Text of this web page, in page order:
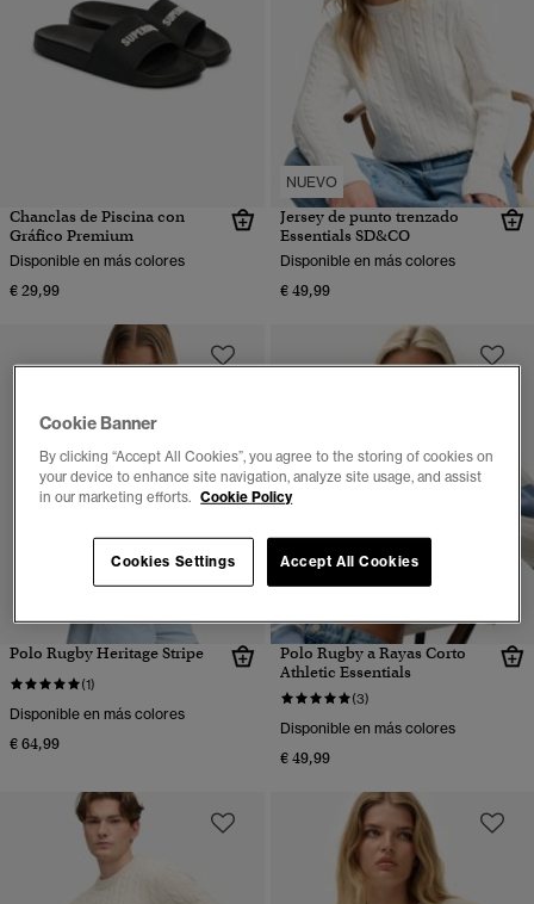
Chanclas de Piscina con
Gráfico Premium
Disponible en más colores
€ 29,99
NUEVO
Jersey de punto trenzado
Essentials SD&CO
Disponible en más colores
€ 49,99
Polo Rugby Heritage Stripe
(1)
Disponible en más colores
€ 64,99
Polo Rugby a Rayas Corto
Athletic Essentials
(3)
Disponible en más colores
€ 49,99
Cookie Banner
By clicking “Accept All Cookies”, you agree to the storing of cookies on
your device to enhance site navigation, analyze site usage, and assist
in our marketing efforts. Cookie Policy
Accept All Cookies
Cookies Settings